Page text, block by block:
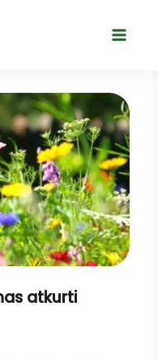
Main
atkurti